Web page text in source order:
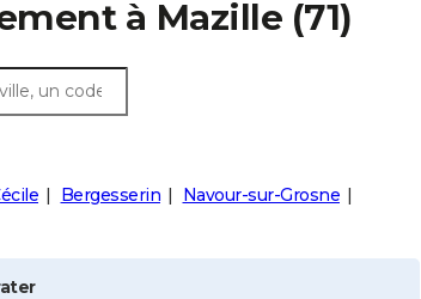
à Mazille (71)
Bergesserin
Navour-sur-Grosne